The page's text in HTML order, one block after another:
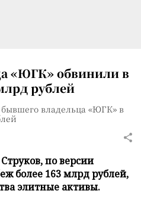
«ЮГК» обвинили в
рублей
владельца «ЮГК» в
по версии
более 163 млрд рублей,
элитные активы.